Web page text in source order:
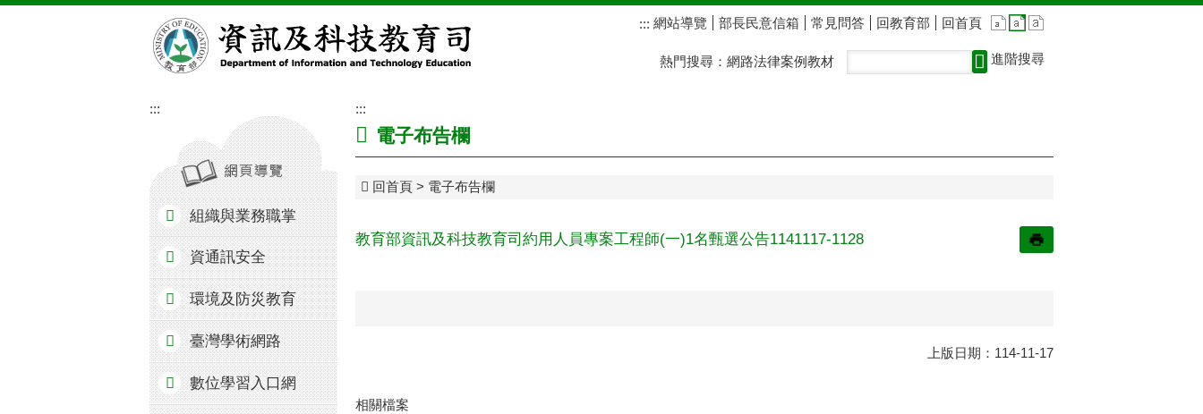
::: 網站導覽 部長民意信箱 常見問答 回教育部 回首頁
進階搜尋
熱門搜尋： 網路法律案例教材
:::
組織與業務職掌
資通訊安全
環境及防災教育
臺灣學術網路
數位學習入口網
:::
電子布告欄
回首頁 電子布告欄
教育部資訊及科技教育司約用人員專案工程師(一)1名甄選公告1141117-1128
上版日期：114-11-17
相關檔案